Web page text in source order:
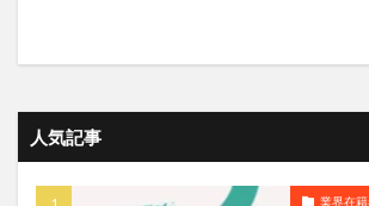
人気記事
業界在